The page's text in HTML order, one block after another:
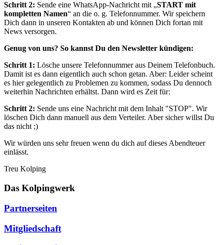
Schritt 2: Sende eine WhatsApp-Nachricht mit „START mit
kompletten Namen“ an die o. g. Telefonnummer. Wir speichern
Dich dann in unseren Kontakten ab und können Dich fortan mit
News versorgen.
Genug von uns? So kannst Du den Newsletter kündigen:
Schritt 1: Lösche unsere Telefonnummer aus Deinem Telefonbuch.
Damit ist es dann eigentlich auch schon getan. Aber: Leider scheint
es hier gelegentlich zu Problemen zu kommen, sodass Du dennoch
weiterhin Nachrichten erhältst. Dann wird es Zeit für:
Schritt 2: Sende uns eine Nachricht mit dem Inhalt "STOP". Wir
löschen Dich dann manuell aus dem Verteiler. Aber sicher willst Du
das nicht ;)
Wir würden uns sehr freuen wenn du dich auf dieses Abendteuer
einlässt.
Treu Kolping
Das Kolpingwerk
Partnerseiten
Mitgliedschaft